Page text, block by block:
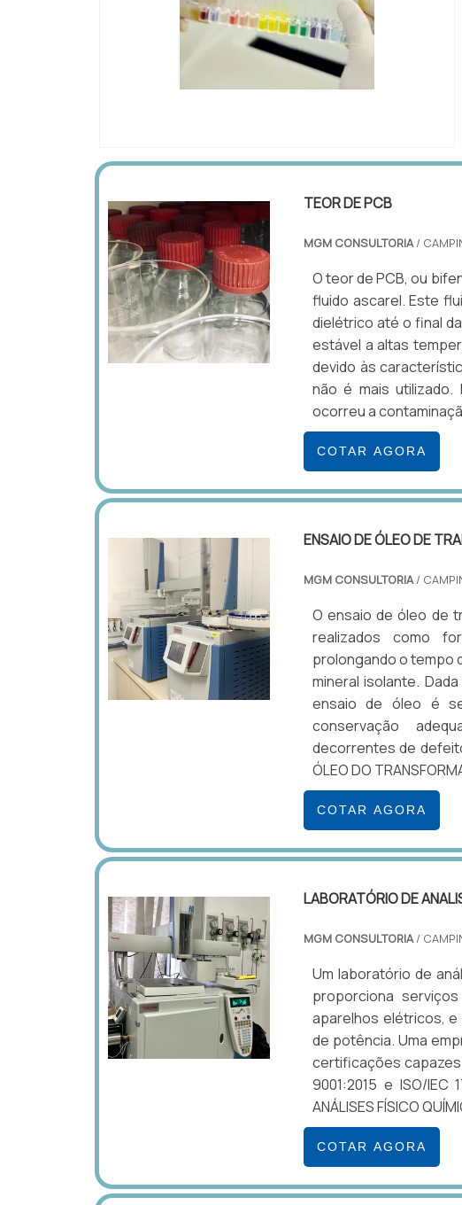
TEOR DE PCB
MGM CONSULTORIA/
O teor de PCB, ou
fluido ascarel. Este
dielétrico até o final
estável a altas
devido às
não é mais utilizado.
ocorreu a
COTAR AGORA
ENSAIO DE ÓLEO DE
MGM CONSULTORIA/
O ensaio de óleo de
realizados como
prolongando o tempo
mineral isolante.
ensaio de óleo é
conservação
decorrentes de
ÓLEO DO
COTAR AGORA
LABORATÓRIO DE
MGM CONSULTORIA/
Um laboratório de
proporciona
aparelhos elétricos,
de potência. Uma
certificações capazes
9001:2015 e ISO/IEC
ANÁLISES FÍSICO
COTAR AGORA